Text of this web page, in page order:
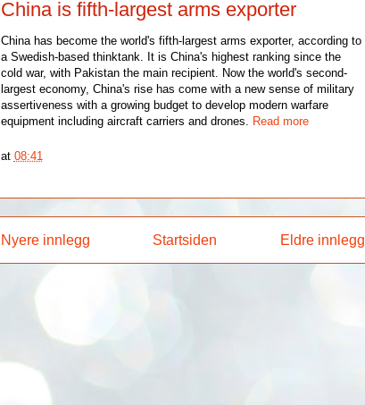
China is fifth-largest arms exporter
China has become the world's fifth-largest arms exporter, according to
a Swedish-based thinktank. It is China's highest ranking since the
cold war, with Pakistan the main recipient. Now the world's second-
largest economy, China's rise has come with a new sense of military
assertiveness with a growing budget to develop modern warfare
equipment including aircraft carriers and drones. Read more
at 08:41
Nyere innlegg Eldre innlegg
Startsiden